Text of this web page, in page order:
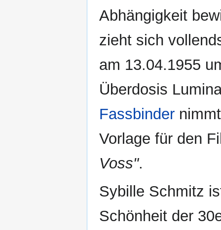
Abhängigkeit
zieht sich
am 13.04.1955
Überdosis
Fassbinder
Vorlage für den
Voss".
Sybille Schmitz
Schönheit der